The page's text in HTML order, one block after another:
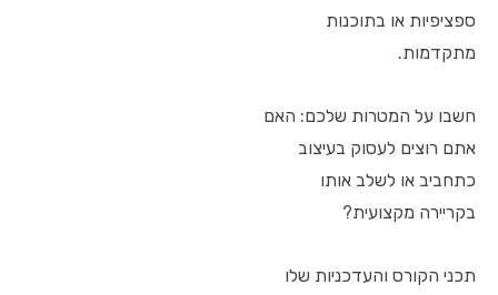
ספציפיות או בתוכנות
מתקדמות.
חשבו על המטרות שלכם: האם
אתם רוצים לעסוק בעיצוב
כתחביב או לשלב אותו
בקריירה מקצועית?
תכני הקורס והעדכניות שלו